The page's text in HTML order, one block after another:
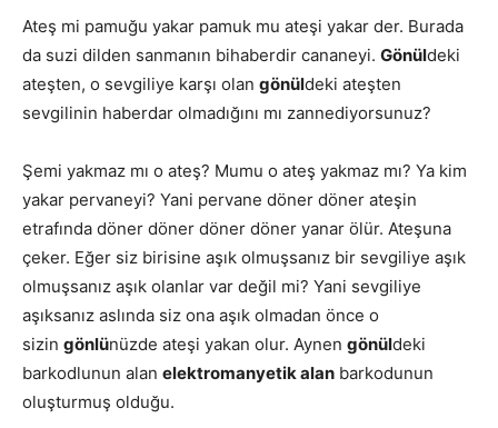
Ateş mi pamuğu yakar pamuk mu ateşi yakar der. Burada
da suzi dilden sanmanın bihaberdir cananeyi. Gönüldeki
ateşten, o sevgiliye karşı olan gönüldeki ateşten
sevgilinin haberdar olmadığını mı zannediyorsunuz?
Şemi yakmaz mı o ateş? Mumu o ateş yakmaz mı? Ya kim
yakar pervaneyi? Yani pervane döner döner ateşin
etrafında döner döner döner döner yanar ölür. Ateşuna
çeker. Eğer siz birisine aşık olmuşsanız bir sevgiliye aşık
olmuşsanız aşık olanlar var değil mi? Yani sevgiliye
aşıksanız aslında siz ona aşık olmadan önce o
sizin gönlünüzde ateşi yakan olur. Aynen gönüldeki
barkodlunun alan elektromanyetik alan barkodunun
oluşturmuş olduğu.